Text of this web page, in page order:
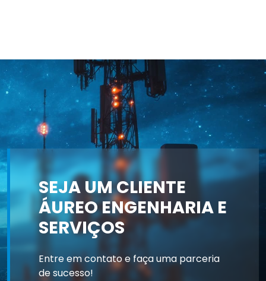
SEJA UM CLIENTE
ÁUREO ENGENHARIA E
SERVIÇOS
Entre em contato e faça uma parceria
de sucesso!